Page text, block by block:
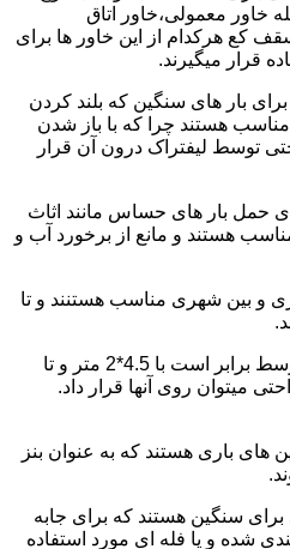
خاور معمولی،خاور اتاق
کع هرکدام از این خاور ها برای
قرار میگیرند.
بار های سنگین که بلند کردن
هستند چرا که با باز شدن
توسط لیفتراک درون آن قرار
حمل بار های حساس مانند اثاث
هستند و مانع از برخورد آب و
و بین شهری مناسب هستنند و تا
ابعاد بارگیر خاور ها به طور متوسط برابر است با 4.5*2 متر و تا
باری هستند که به عنوان بنز
سنگین هستند که برای جابه
شده و یا فله ای مورد استفاده